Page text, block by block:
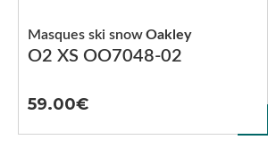
O2 XS OO7048-02
Masques ski snowOakley
59.00